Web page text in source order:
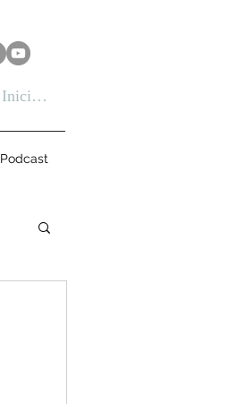
Iniciar sesión
Podcast